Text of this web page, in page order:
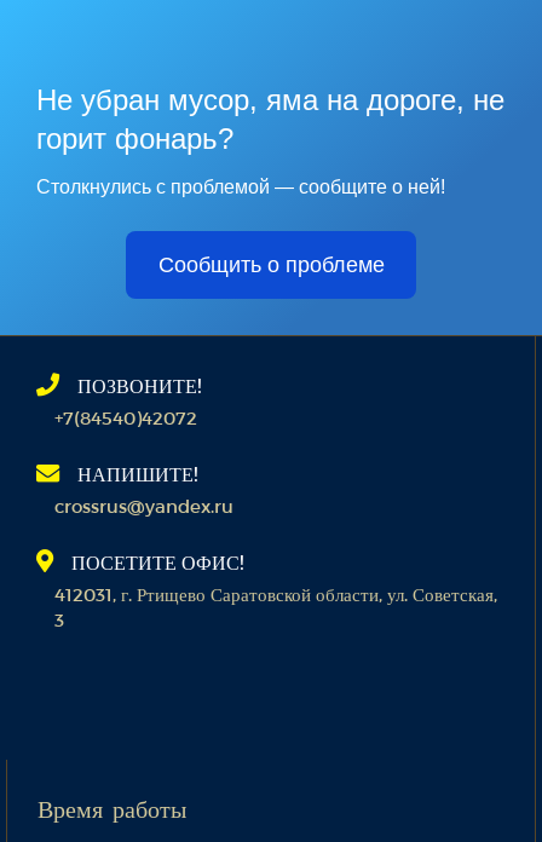
Не убран мусор, яма на дороге, не
горит фонарь?
Столкнулись с проблемой — сообщите о ней!
Сообщить о проблеме
ПОЗВОНИТЕ!
+7(84540)42072
НАПИШИТЕ!
crossrus@yandex.ru
ПОСЕТИТЕ ОФИС!
412031, г. Ртищево Саратовской области, ул. Советская,
3
Время работы